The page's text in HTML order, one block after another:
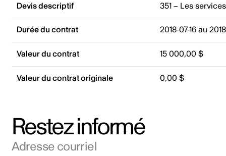
Devis descriptif 351 – Les
Durée du contrat 2018-07-16 au
Valeur du contrat 15 000,00 $
Valeur du contrat originale 0,00 $
Restez informé